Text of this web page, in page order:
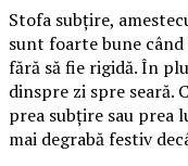
Stofa subțire,
sunt foarte bune
fără să fie rigidă. În
dinspre zi spre seară.
prea subțire sau prea
mai degrabă festiv